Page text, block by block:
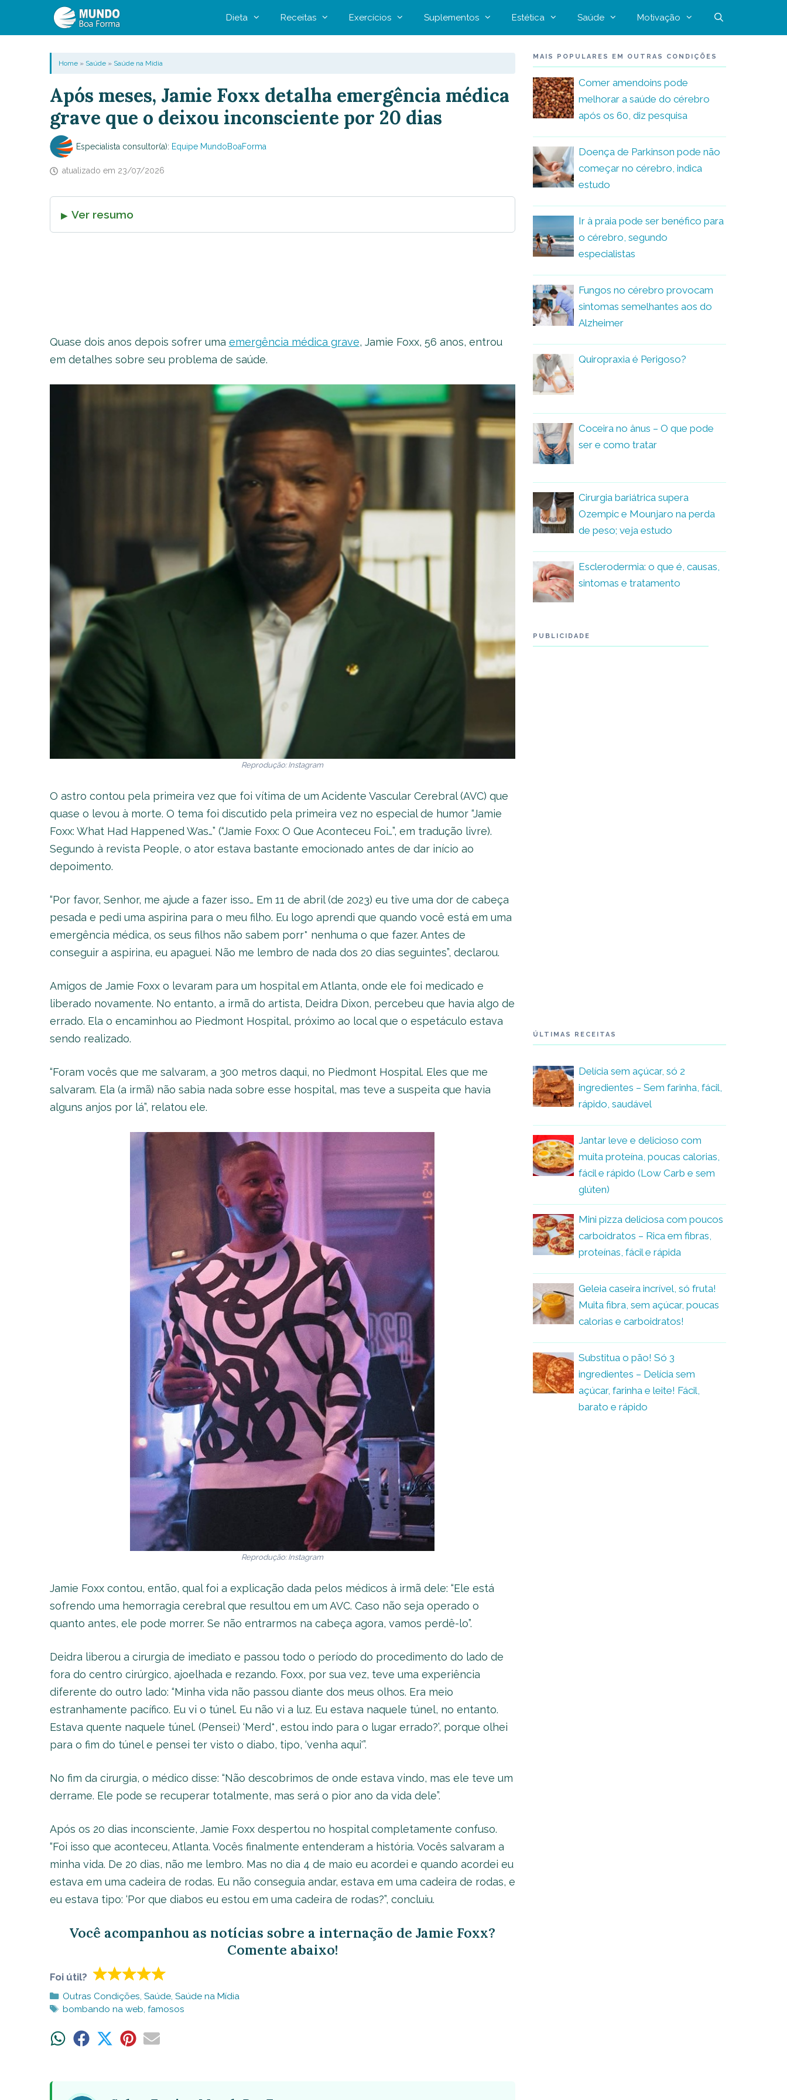
Dieta Receitas Exercícios Suplementos Estética Saúde Motivação
Home» Saúde» Saúde na Mídia
Após meses, Jamie Foxx detalha emergência médica
grave que o deixou inconsciente por 20 dias
Especialista consultor(a): Equipe MundoBoaForma
atualizado em 23/07/2026
Ver resumo
Quase dois anos depois sofrer uma emergência médica grave, Jamie Foxx, 56 anos, entrou
em detalhes sobre seu problema de saúde.
Reprodução: Instagram
O astro contou pela primeira vez que foi vítima de um Acidente Vascular Cerebral (AVC) que
quase o levou à morte. O tema foi discutido pela primeira vez no especial de humor “Jamie
Foxx: What Had Happened Was…” (“Jamie Foxx: O Que Aconteceu Foi…”, em tradução livre).
Segundo à revista People, o ator estava bastante emocionado antes de dar início ao
depoimento.
“Por favor, Senhor, me ajude a fazer isso… Em 11 de abril (de 2023) eu tive uma dor de cabeça
pesada e pedi uma aspirina para o meu filho. Eu logo aprendi que quando você está em uma
emergência médica, os seus filhos não sabem porr* nenhuma o que fazer. Antes de
conseguir a aspirina, eu apaguei. Não me lembro de nada dos 20 dias seguintes”, declarou.
Amigos de Jamie Foxx o levaram para um hospital em Atlanta, onde ele foi medicado e
liberado novamente. No entanto, a irmã do artista, Deidra Dixon, percebeu que havia algo de
errado. Ela o encaminhou ao Piedmont Hospital, próximo ao local que o espetáculo estava
sendo realizado.
“Foram vocês que me salvaram, a 300 metros daqui, no Piedmont Hospital. Eles que me
salvaram. Ela (a irmã) não sabia nada sobre esse hospital, mas teve a suspeita que havia
alguns anjos por lá”, relatou ele.
Reprodução: Instagram
Jamie Foxx contou, então, qual foi a explicação dada pelos médicos à irmã dele: “Ele está
sofrendo uma hemorragia cerebral que resultou em um AVC. Caso não seja operado o
quanto antes, ele pode morrer. Se não entrarmos na cabeça agora, vamos perdê-lo”.
Deidra liberou a cirurgia de imediato e passou todo o período do procedimento do lado de
fora do centro cirúrgico, ajoelhada e rezando. Foxx, por sua vez, teve uma experiência
diferente do outro lado: “Minha vida não passou diante dos meus olhos. Era meio
estranhamente pacífico. Eu vi o túnel. Eu não vi a luz. Eu estava naquele túnel, no entanto.
Estava quente naquele túnel. (Pensei:) ‘Merd*, estou indo para o lugar errado?’, porque olhei
para o fim do túnel e pensei ter visto o diabo, tipo, ‘venha aqui'”.
No fim da cirurgia, o médico disse: “Não descobrimos de onde estava vindo, mas ele teve um
derrame. Ele pode se recuperar totalmente, mas será o pior ano da vida dele”.
Após os 20 dias inconsciente, Jamie Foxx despertou no hospital completamente confuso.
“Foi isso que aconteceu, Atlanta. Vocês finalmente entenderam a história. Vocês salvaram a
minha vida. De 20 dias, não me lembro. Mas no dia 4 de maio eu acordei e quando acordei eu
estava em uma cadeira de rodas. Eu não conseguia andar, estava em uma cadeira de rodas, e
eu estava tipo: ‘Por que diabos eu estou em uma cadeira de rodas?”, concluiu.
Você acompanhou as notícias sobre a internação de Jamie Foxx?
Comente abaixo!
Foi útil?
Categorias
Outras Condições, Saúde, Saúde na Mídia
Tags
bombando na web, famosos
ShareShare ShareShareShare
MAIS POPULARES EM OUTRAS CONDIÇÕES
Comer amendoins pode
melhorar a saúde do cérebro
após os 60, diz pesquisa
Doença de Parkinson pode não
começar no cérebro, indica
estudo
Ir à praia pode ser benéfico para
o cérebro, segundo
especialistas
Fungos no cérebro provocam
sintomas semelhantes aos do
Alzheimer
Quiropraxia é Perigoso?
Coceira no ânus – O que pode
ser e como tratar
Cirurgia bariátrica supera
Ozempic e Mounjaro na perda
de peso; veja estudo
Esclerodermia: o que é, causas,
sintomas e tratamento
PUBLICIDADE
ÚLTIMAS RECEITAS
Delícia sem açúcar, só 2
ingredientes – Sem farinha, fácil,
rápido, saudável
Jantar leve e delicioso com
muita proteína, poucas calorias,
fácil e rápido (Low Carb e sem
glúten)
Mini pizza deliciosa com poucos
carboidratos – Rica em fibras,
proteínas, fácil e rápida
Geleia caseira incrível, só fruta!
Muita fibra, sem açúcar, poucas
calorias e carboidratos!
Substitua o pão! Só 3
ingredientes – Delícia sem
açúcar, farinha e leite! Fácil,
barato e rápido